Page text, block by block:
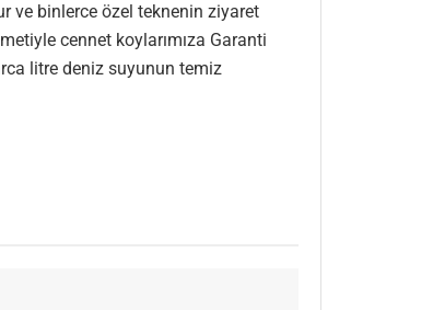
ve binlerce özel teknenin ziyaret
cennet koylarımıza Garanti
litre deniz suyunun temiz